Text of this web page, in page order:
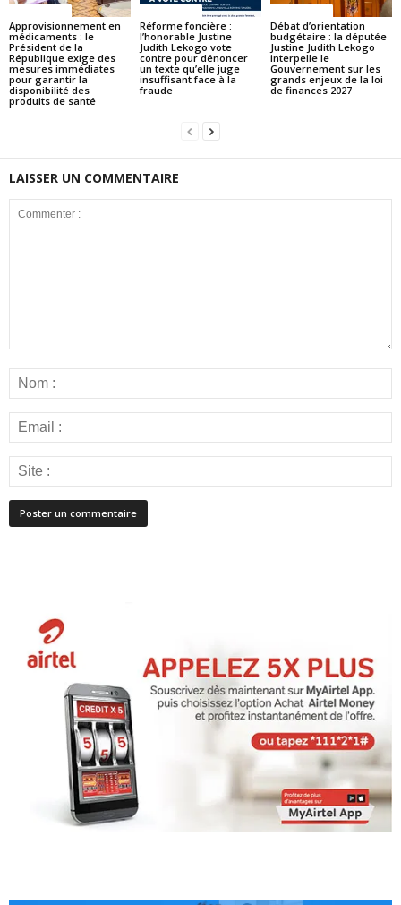
Approvisionnement en
médicaments : le
Président de la
République exige des
mesures immédiates
pour garantir la
disponibilité des
produits de santé
Réforme foncière :
l’honorable Justine
Judith Lekogo vote
contre pour dénoncer
un texte qu’elle juge
insuffisant face à la
fraude
Débat d’orientation
budgétaire : la députée
Justine Judith Lekogo
interpelle le
Gouvernement sur les
grands enjeux de la loi
de finances 2027
LAISSER UN COMMENTAIRE